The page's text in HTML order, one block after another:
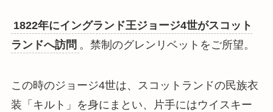
1822年にイングランド王ジョージ4世がスコット
ランドへ訪問 。禁制のグレンリベットをご所望。
この時のジョージ4世は、スコットランドの民族衣
装「キルト」を身にまとい、片手にはウイスキー